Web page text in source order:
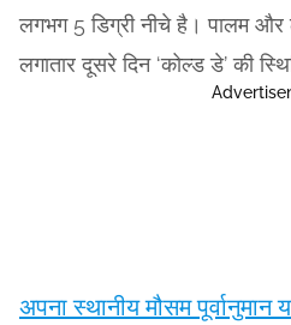
लगभग 5 डिग्री नीचे है। पालम और
लगातार दूसरे दिन ‘कोल्ड डे’ की
अपना स्थानीय मौसम पूर्वानुमान